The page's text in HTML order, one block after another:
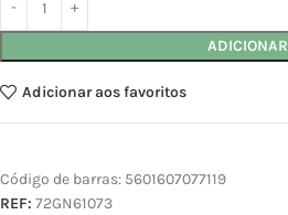
ADICIONAR
Adicionar aos favoritos
Código de barras: 5601607077119
REF: 72GN61073